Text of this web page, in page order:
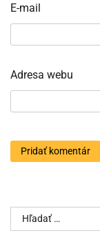
E-mail
Adresa webu
Hľadať: